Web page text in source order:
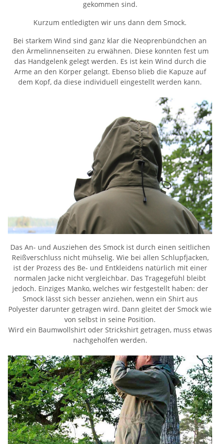
gekommen sind.
Kurzum entledigten wir uns dann dem Smock.
Bei starkem Wind sind ganz klar die Neoprenbündchen an
den Ärmelinnenseiten zu erwähnen. Diese konnten fest um
das Handgelenk gelegt werden. Es ist kein Wind durch die
Arme an den Körper gelangt. Ebenso blieb die Kapuze auf
dem Kopf, da diese individuell eingestellt werden kann.
Das An- und Ausziehen des Smock ist durch einen seitlichen
Reißverschluss nicht mühselig. Wie bei allen Schlupfjacken,
ist der Prozess des Be- und Entkleidens natürlich mit einer
normalen Jacke nicht vergleichbar. Das Tragegefühl bleibt
jedoch. Einziges Manko, welches wir festgestellt haben: der
Smock lässt sich besser anziehen, wenn ein Shirt aus
Polyester darunter getragen wird. Dann gleitet der Smock wie
von selbst in seine Position.
Wird ein Baumwollshirt oder Strickshirt getragen, muss etwas
nachgeholfen werden.